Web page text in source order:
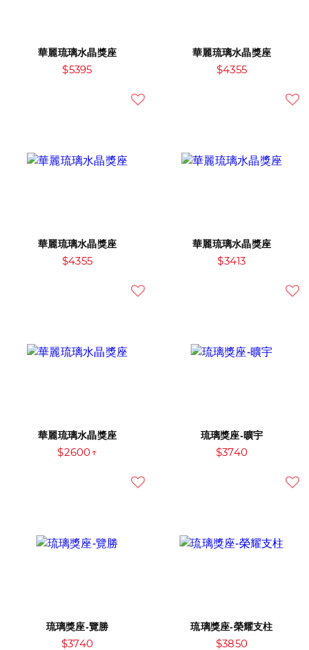
華麗琉璃水晶獎座
$5395
華麗琉璃水晶獎座
$4355
華麗琉璃水晶獎座
$4355
華麗琉璃水晶獎座
$3413
華麗琉璃水晶獎座
$2600↑
琉璃獎座-曠宇
$3740
琉璃獎座-覽勝
$3740
琉璃獎座-榮耀支柱
$3850